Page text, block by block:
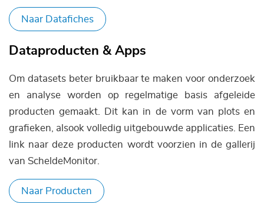
Naar Datafiches
Dataproducten & Apps
Om datasets beter bruikbaar te maken voor onderzoek
en analyse worden op regelmatige basis afgeleide
producten gemaakt. Dit kan in de vorm van plots en
grafieken, alsook volledig uitgebouwde applicaties. Een
link naar deze producten wordt voorzien in de gallerij
van ScheldeMonitor.
Naar Producten